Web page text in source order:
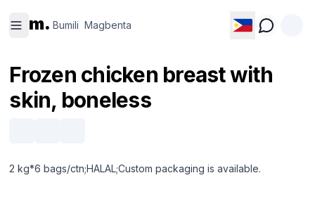
m. Bumili Magbenta
Frozen chicken breast with
skin, boneless
2 kg*6 bags/ctn;HALAL;Custom packaging is available.